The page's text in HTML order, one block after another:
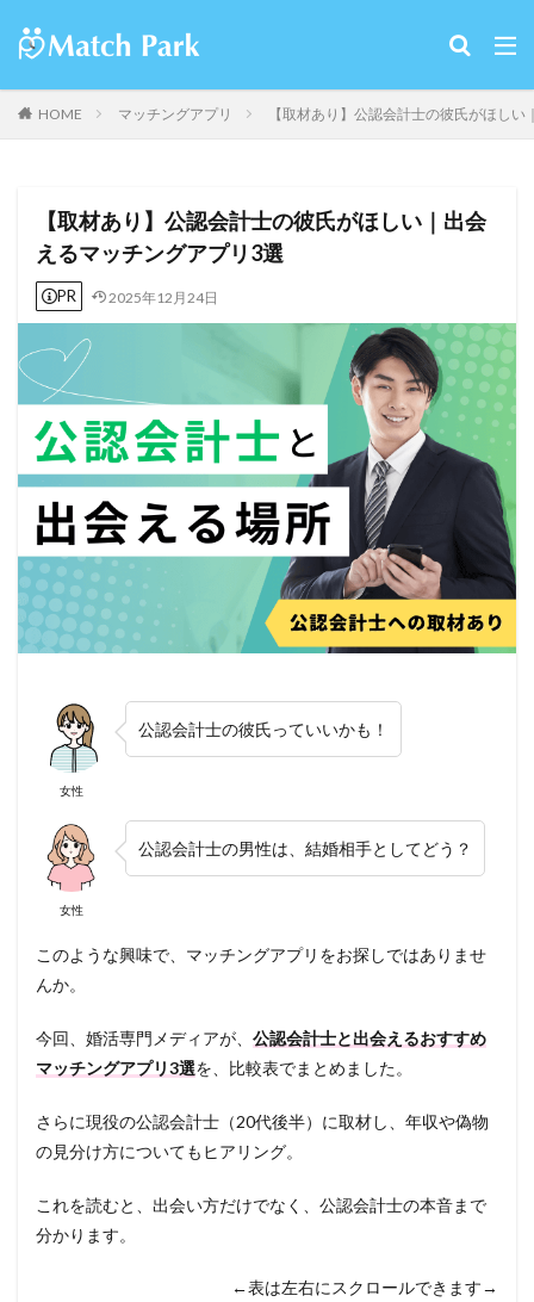
HOME マッチングアプリ 【取材あり】公認会計士の彼氏がほし
【取材あり】公認会計士の彼氏がほしい｜出会
えるマッチングアプリ3選
PR 2025年12月24日
女性
公認会計士の彼氏っていいかも！
女性
公認会計士の男性は、結婚相手としてどう？
このような興味で、マッチングアプリをお探しではありませ
んか。
今回、婚活専門メディアが、 公認会計士と出会えるおすすめ
マッチングアプリ3選を、比較表でまとめました。
さらに現役の公認会計士（20代後半）に取材し、年収や偽物
の見分け方についてもヒアリング。
これを読むと、出会い方だけでなく、公認会計士の本音まで
分かります。
←表は左右にスクロールできます→